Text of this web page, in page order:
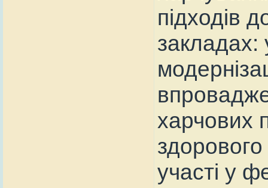
підходів
закладах:
харчових
участі у